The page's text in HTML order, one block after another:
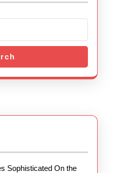
Sophisticated On the